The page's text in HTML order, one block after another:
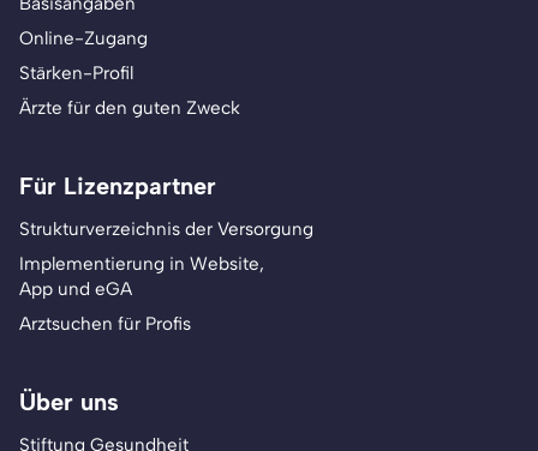
Online-Zugang
Stärken-Profil
Ärzte für den guten Zweck
Für Lizenzpartner
Strukturverzeichnis der Versorgung
Implementierung in Website,
App und eGA
Arztsuchen für Profis
Über uns
Stiftung Gesundheit